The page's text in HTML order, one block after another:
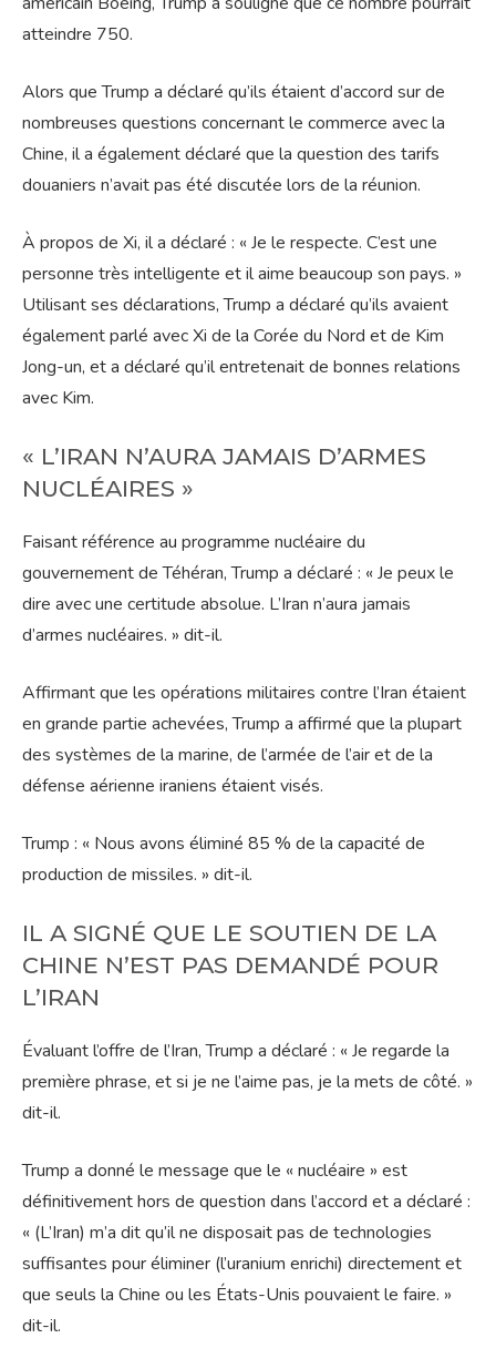
atteindre 750.
Alors que Trump a déclaré qu’ils étaient d’accord sur de
nombreuses questions concernant le commerce avec la
Chine, il a également déclaré que la question des tarifs
douaniers n’avait pas été discutée lors de la réunion.
À propos de Xi, il a déclaré : « Je le respecte. C’est une
personne très intelligente et il aime beaucoup son pays. »
Utilisant ses déclarations, Trump a déclaré qu’ils avaient
également parlé avec Xi de la Corée du Nord et de Kim
Jong-un, et a déclaré qu’il entretenait de bonnes relations
avec Kim.
« L’IRAN N’AURA JAMAIS D’ARMES
NUCLÉAIRES »
Faisant référence au programme nucléaire du
gouvernement de Téhéran, Trump a déclaré : « Je peux le
dire avec une certitude absolue. L’Iran n’aura jamais
d’armes nucléaires. » dit-il.
Affirmant que les opérations militaires contre l’Iran étaient
en grande partie achevées, Trump a affirmé que la plupart
des systèmes de la marine, de l’armée de l’air et de la
défense aérienne iraniens étaient visés.
Trump : « Nous avons éliminé 85 % de la capacité de
production de missiles. » dit-il.
IL A SIGNÉ QUE LE SOUTIEN DE LA
CHINE N’EST PAS DEMANDÉ POUR
L’IRAN
Évaluant l’offre de l’Iran, Trump a déclaré : « Je regarde la
première phrase, et si je ne l’aime pas, je la mets de côté. »
dit-il.
Trump a donné le message que le « nucléaire » est
définitivement hors de question dans l’accord et a déclaré :
« (L’Iran) m’a dit qu’il ne disposait pas de technologies
suffisantes pour éliminer (l’uranium enrichi) directement et
que seuls la Chine ou les États-Unis pouvaient le faire. »
dit-il.